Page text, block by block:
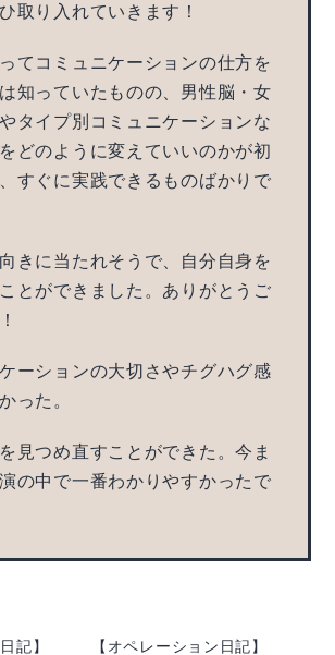
取り入れていきます！
てコミュニケーションの仕方を
知っていたものの、男性脳・女
タイプ別コミュニケーションな
どのように変えていいのかが初
すぐに実践できるものばかりで
きに当たれそうで、自分自身を
とができました。ありがとうご
ーションの大切さやチグハグ感
った。
見つめ直すことができた。今ま
の中で一番わかりやすかったで
記】
【オペレーション日記】